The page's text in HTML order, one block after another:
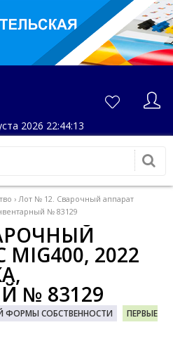
2026 22:44:13
› Лот № 12. Сварочный аппарат
№ 83129
MIG400, 2022
№ 83129
ФОРМЫ СОБСТВЕННОСТИ
ПЕРВЫЕ